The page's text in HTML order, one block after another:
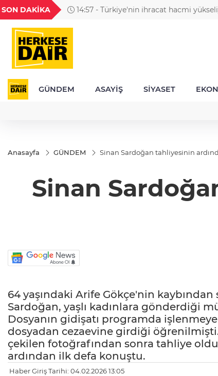
SON DAKİKA 14:57 - Türkiye'nin ihracat hacmi
18,2389
TND
16,2393
27,9743
VND
GÜNDEM ASAYİŞ SİYASET
Anasayfa GÜNDEM Sinan Sardoğan tahliyesinin
Sinan
64 yaşındaki Arife Gökçe'nin
Sardoğan, yaşlı kadınlara gönderdiği
Dosyanın gidişatı programda
dosyadan cezaevine girdiği
çekilen fotoğrafından sonra tahliye
ardından ilk defa konuştu.
Haber Giriş Tarihi: 04.02.2026 13:05